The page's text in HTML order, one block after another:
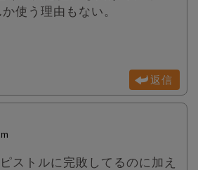
使う理由もない。
返信
ストルに完敗してるのに加え